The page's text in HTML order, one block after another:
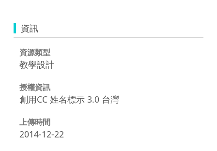
資訊
資源類型
教學設計
授權資訊
創用CC 姓名標示 3.0 台灣
上傳時間
2014-12-22